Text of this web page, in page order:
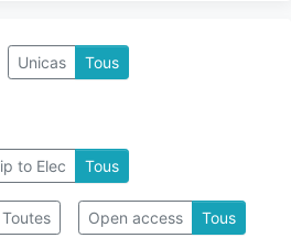
Unicas Tous
to Elec Tous
Toutes Open access Tous